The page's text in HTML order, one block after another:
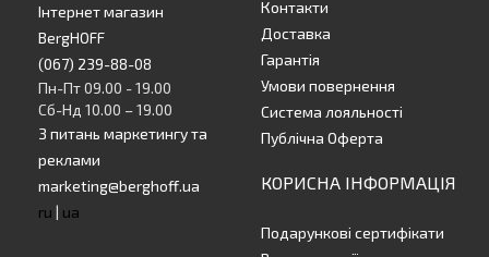
Інтернет магазин
BergHOFF
(067) 239-88-08
Пн-Пт 09.00 - 19.00
Сб-Нд 10.00 – 19.00
З питань маркетингу та
реклами
marketing@berghoff.ua
ru | ua
Контакти
Доставка
Гарантія
Умови повернення
Система лояльності
Публічна Оферта
КОРИСНА ІНФОРМАЦІЯ
Подарункові сертифікати